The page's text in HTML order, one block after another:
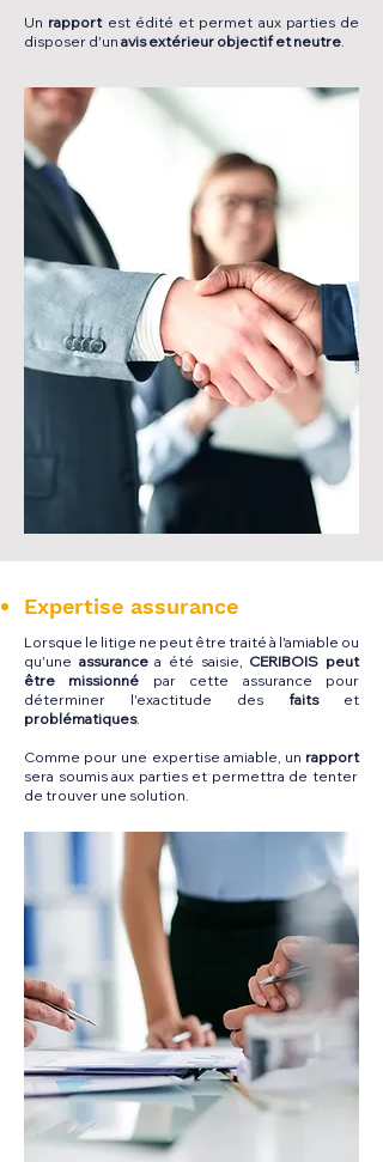
Un rapportest édité et permet aux parties de
disposer d'un avis extérieur objectif et neutre.
Expertise assurance
Lorsque le litige ne peut être traité à l'amiable ou
qu'une assurancea été saisie, CERIBOIS peut
être missionné par cette assurance pour
déterminer l'exactitude des faitset
problématiques.
Comme pour une expertise amiable, un rapport
sera soumis aux parties et permettra de tenter
de trouver une solution.